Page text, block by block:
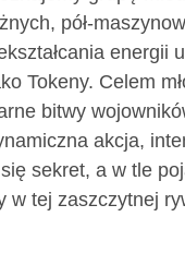
pół-
Tokeny. Celem
bitwy
akcja,
sekret, a w tle
w tej zaszczytnej